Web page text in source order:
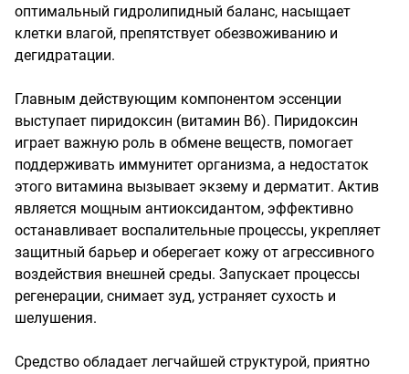
оптимальный гидролипидный баланс, насыщает
клетки влагой, препятствует обезвоживанию и
дегидратации.
Главным действующим компонентом эссенции
выступает пиридоксин (витамин B6). Пиридоксин
играет важную роль в обмене веществ, помогает
поддерживать иммунитет организма, а недостаток
этого витамина вызывает экзему и дерматит. Актив
является мощным антиоксидантом, эффективно
останавливает воспалительные процессы, укрепляет
защитный барьер и оберегает кожу от агрессивного
воздействия внешней среды. Запускает процессы
регенерации, снимает зуд, устраняет сухость и
шелушения.
Средство обладает легчайшей структурой, приятно